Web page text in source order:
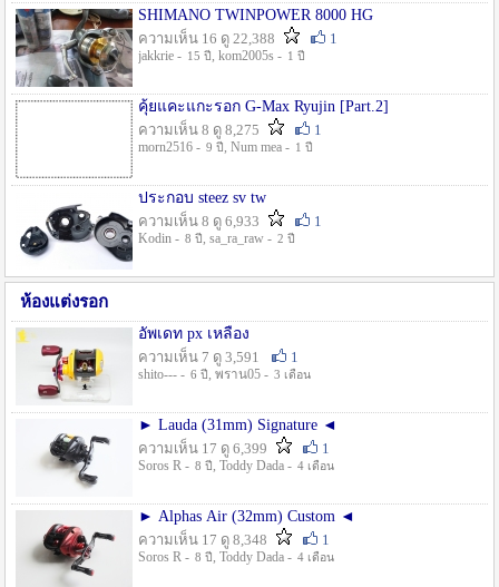
SHIMANO TWINPOWER 8000 HG
ความเห็น 16 ดู 22,388
1
jakkrie - 15 ปี , kom2005s - 1 ปี
คุ้ยแคะแกะรอก G-Max Ryujin [Part.2]
ความเห็น 8 ดู 8,275
1
morn2516 - 9 ปี , Num mea - 1 ปี
ประกอบ steez sv tw
ความเห็น 8 ดู 6,933
1
Kodin - 8 ปี , sa_ra_raw - 2 ปี
ห้องแต่งรอก
อัพเดท px เหลือง
ความเห็น 7 ดู 3,591
1
shito--- - 6 ปี , พราน05 - 3 เดือน
► Lauda (31mm) Signature ◄
ความเห็น 17 ดู 6,399
1
Soros R - 8 ปี , Toddy Dada - 4 เดือน
► Alphas Air (32mm) Custom ◄
ความเห็น 17 ดู 8,348
1
Soros R - 8 ปี , Toddy Dada - 4 เดือน